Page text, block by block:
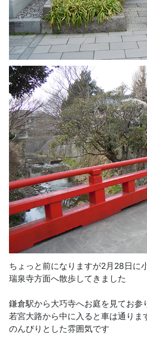
ちょっと前になりますが2月28日に
瑞泉寺方面へ散歩してきました
鎌倉駅から大巧寺へお庭を見てお参
若宮大路から中に入ると車は通りま
のんびりとした雰囲気です